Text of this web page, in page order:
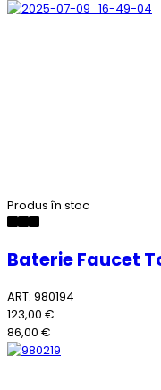
Produs în stoc
Baterie Faucet
ART: 980194
123,00 €
86,00 €